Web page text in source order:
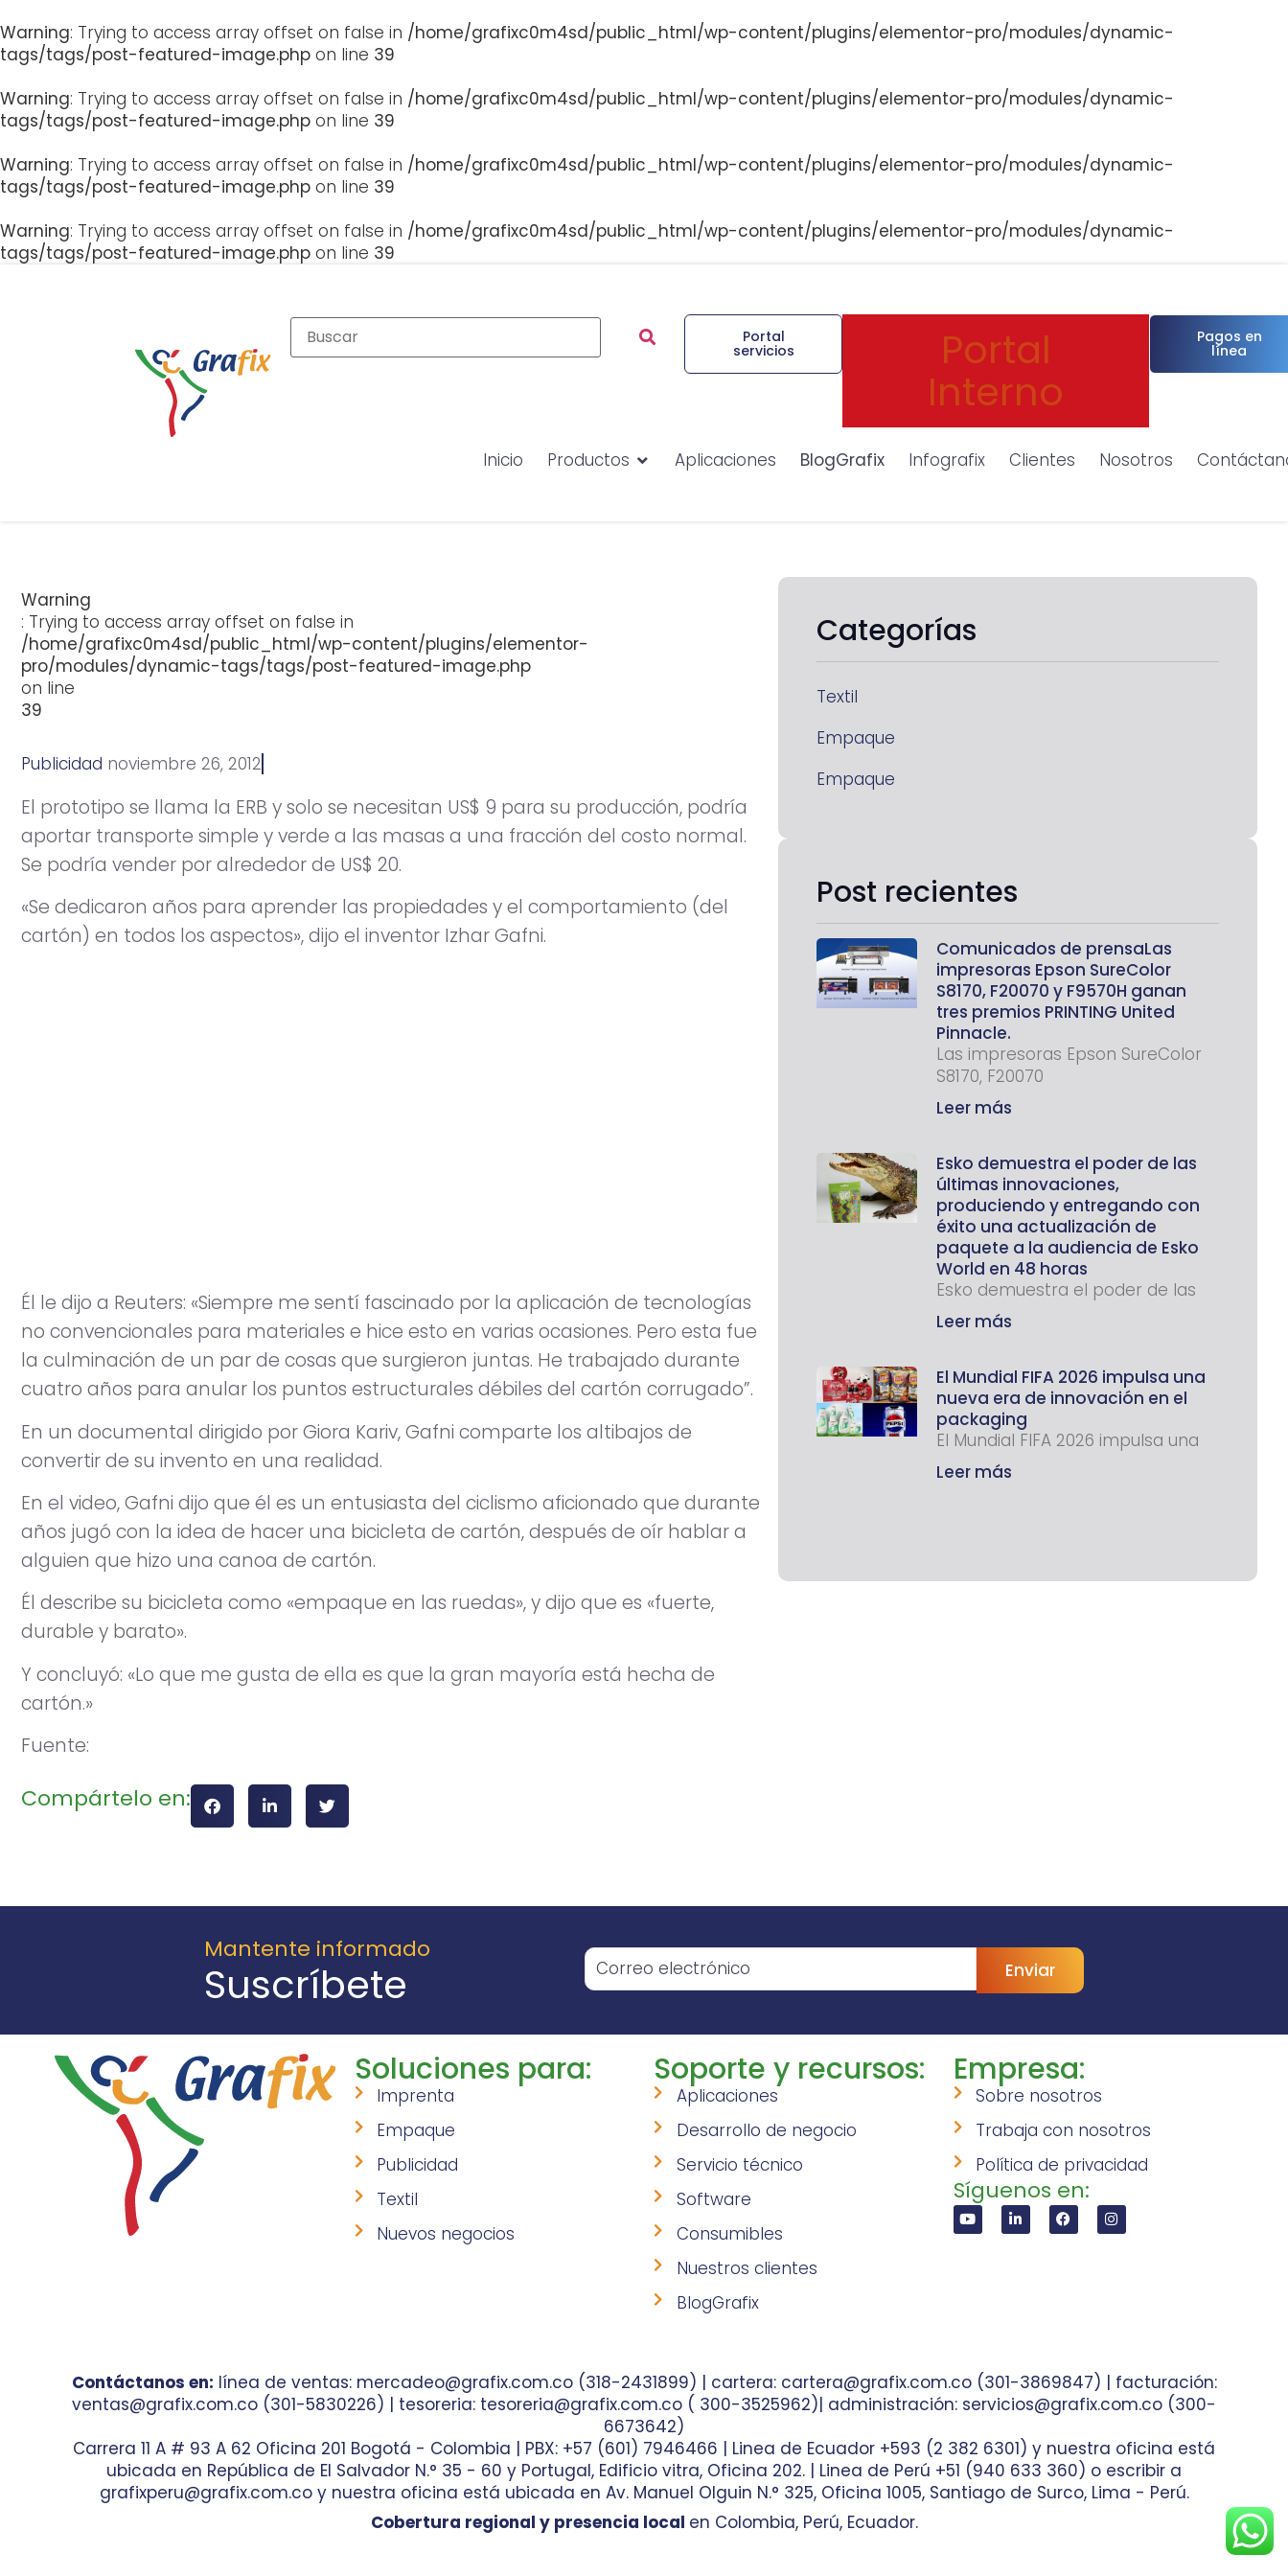
Warning: Trying to access array offset on false in /home/grafixc0m4sd/public_html/wp-content/plugins/elementor-pro/modules/dynamic-
tags/tags/post-featured-image.php on line 39
Warning: Trying to access array offset on false in /home/grafixc0m4sd/public_html/wp-content/plugins/elementor-pro/modules/dynamic-
tags/tags/post-featured-image.php on line 39
Warning: Trying to access array offset on false in /home/grafixc0m4sd/public_html/wp-content/plugins/elementor-pro/modules/dynamic-
tags/tags/post-featured-image.php on line 39
Warning: Trying to access array offset on false in /home/grafixc0m4sd/public_html/wp-content/plugins/elementor-pro/modules/dynamic-
tags/tags/post-featured-image.php on line 39
Portal
servicios Portal
Interno
Pagos en
línea
Inicio Productos Aplicaciones BlogGrafix Infografix Clientes Nosotros
Warning
: Trying to access array offset on false in
/home/grafixc0m4sd/public_html/wp-content/plugins/elementor-
pro/modules/dynamic-tags/tags/post-featured-image.php
on line
39
Publicidad noviembre 26, 2
0
2
El prototipo se llama la ERB y solo se necesitan US$ 9 para su producción, podría
aportar transporte simple y verde a las masas a una fracción del costo normal.
Se podría vender por alrededor de US$ 20.
«Se dedicaron años para aprender las propiedades y el comportamiento (del
cartón) en todos los aspectos», dijo el inventor Izhar Gafni.
Él le dijo a Reuters: «Siempre me sentí fascinado por la aplicación de tecnologías
no convencionales para materiales e hice esto en varias ocasiones. Pero esta fue
la culminación de un par de cosas que surgieron juntas. He trabajado durante
cuatro años para anular los puntos estructurales débiles del cartón corrugado”.
En un documental dirigido por Giora Kariv, Gafni comparte los altibajos de
convertir de su invento en una realidad.
En el video, Gafni dijo que él es un entusiasta del ciclismo aficionado que durante
años jugó con la idea de hacer una bicicleta de cartón, después de oír hablar a
alguien que hizo una canoa de cartón.
Él describe su bicicleta como «empaque en las ruedas», y dijo que es «fuerte,
durable y barato».
Y concluyó: «Lo que me gusta de ella es que la gran mayoría está hecha de
cartón.»
Fuente:
Compártelo en:
Categorías
Textil
Empaque
Empaque
Post recientes
Comunicados de prensaLas
impresoras Epson SureColor
S8170, F20070 y F9570H ganan
tres premios PRINTING United
Pinnacle.
Las impresoras Epson SureColor
S8170, F20070
Leer más
Esko demuestra el poder de las
últimas innovaciones,
produciendo y entregando con
éxito una actualización de
paquete a la audiencia de Esko
World en 48 horas
Esko demuestra el poder de las
Leer más
El Mundial FIFA 2026 impulsa una
nueva era de innovación en el
packaging
El Mundial FIFA 2026 impulsa una
Leer más
Mantente informado
Suscríbete Enviar
Soluciones para:
Imprenta
Empaque
Publicidad
Textil
Nuevos negocios
Soporte y recursos:
Aplicaciones
Desarrollo de negocio
Servicio técnico
Software
Consumibles
Nuestros clientes
BlogGrafix
Empresa:
Sobre nosotros
Trabaja con nosotros
Política de privacidad
Síguenos en:
Contáctanos en: línea de ventas: mercadeo@grafix.com.co (318-2431899) | cartera: cartera@grafix.com.co (301-3869847) | facturación:
ventas@grafix.com.co (301-5830226) | tesoreria: tesoreria@grafix.com.co ( 300-3525962)| administración: servicios@grafix.com.co (300-
6673642)
Carrera 11 A # 93 A 62 Oficina 201 Bogotá - Colombia | PBX: +57 (601) 7946466 | Linea de Ecuador +593 (2 382 6301) y nuestra oficina está
ubicada en República de El Salvador N.° 35 - 60 y Portugal, Edificio vitra, Oficina 202. | Linea de Perú +51 (940 633 360) o escribir a
grafixperu@grafix.com.co y nuestra oficina está ubicada en Av. Manuel Olguin N.° 325, Oficina 1005, Santiago de Surco, Lima - Perú.
Cobertura regional y presencia local en Colombia, Perú, Ecuador.